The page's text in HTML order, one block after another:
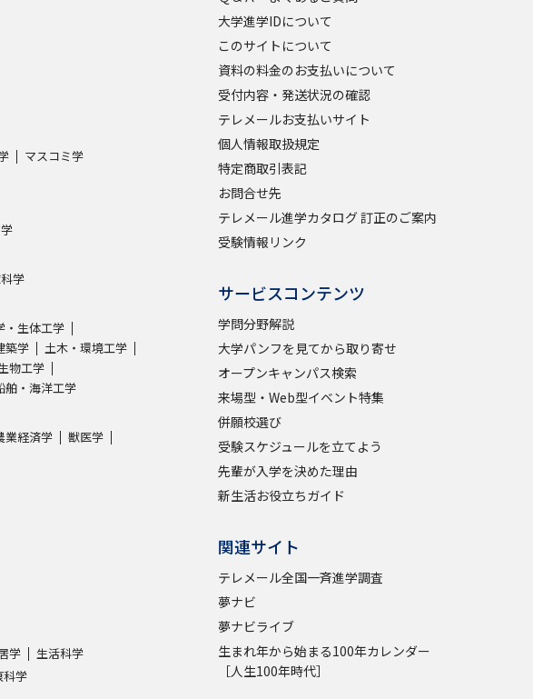
ト特集
験準備 資料検索
調べる
ジュールを立てよう
先輩が入学を決めた理由
問発見 学問検索
問発見
ビ講義」 学問分野解説 学問の教科書 夢ナビライブ
受付内容・発送状況の確認 テレメール
定商取引表記 テレメール進学カタログ訂正のご案内
マスコミ学
学
・生体工学
築学
土木・環境工学
物工学
舶・海洋工学
業経済学
獣医学
学 生活科学
科学
大学進学IDについて
このサイトについて
資料の料金のお支払いについて
受付内容・発送状況の確認
テレメールお支払いサイト
個人情報取扱規定
特定商取引表記
お問合せ先
テレメール進学カタログ 訂正のご案内
受験情報リンク
サービスコンテンツ
学問分野解説
大学パンフを見てから取り寄せ
オープンキャンパス検索
来場型・Web型イベント特集
併願校選び
受験スケジュールを立てよう
先輩が入学を決めた理由
新生活お役立ちガイド
関連サイト
テレメール全国一斉進学調査
夢ナビ
夢ナビライブ
生まれ年から始まる100年カレンダー
［人生100年時代］